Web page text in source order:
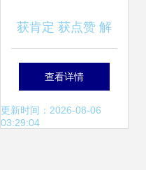
获肯定 获点赞 解
锁2020成华民办教
育审批服务亮点
查看详情
更新时间：2026-08-06
03:29:04